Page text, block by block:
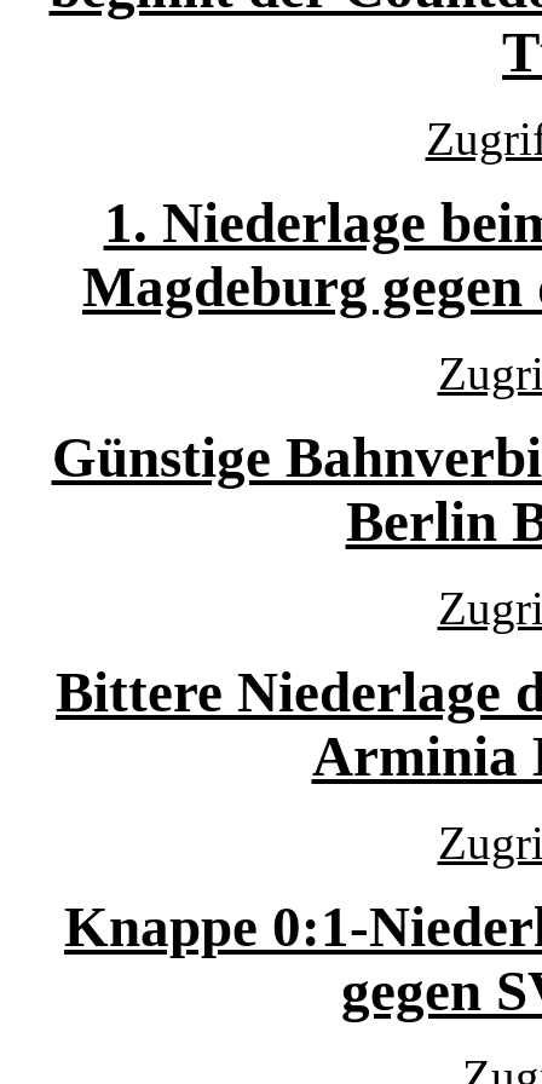
1. Niederlage
Magdeburg
Günstige
Berlin
Bittere Niederlage
Arminia
Knappe 0:1-
gegen